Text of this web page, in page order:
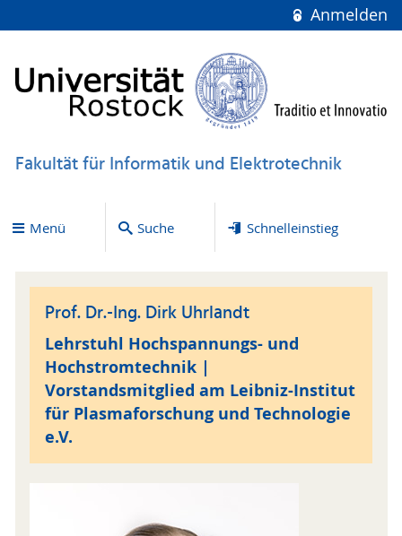
Anmelden
Fakultät für Informatik und Elektrotechnik
Menü Suche Schnelleinstieg
Prof. Dr.-Ing. Dirk Uhrlandt
Lehrstuhl Hochspannungs- und
Hochstromtechnik |
Vorstandsmitglied am Leibniz-Institut
für Plasmaforschung und Technologie
e.V.